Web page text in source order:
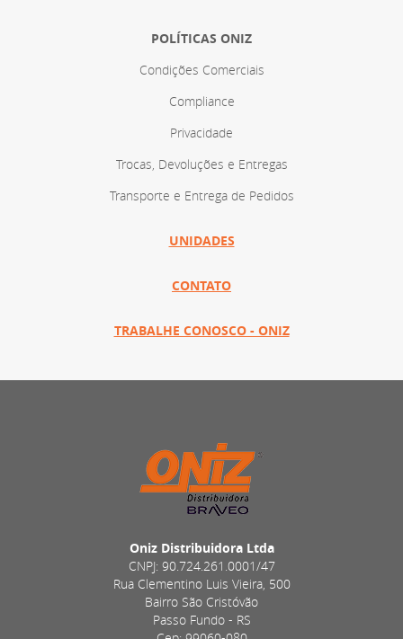
POLÍTICAS ONIZ
Condições Comerciais
Compliance
Privacidade
Trocas, Devoluções e Entregas
Transporte e Entrega de Pedidos
UNIDADES
CONTATO
TRABALHE CONOSCO - ONIZ
Oniz Distribuidora Ltda
CNPJ: 90.724.261.0001/47
Rua Clementino Luis Vieira, 500
Bairro São Cristóvão
Passo Fundo - RS